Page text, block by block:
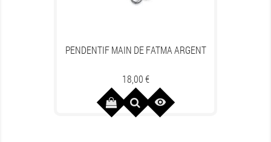
PENDENTIF MAIN DE FATMA ARGENT
Prix
18,00 €
